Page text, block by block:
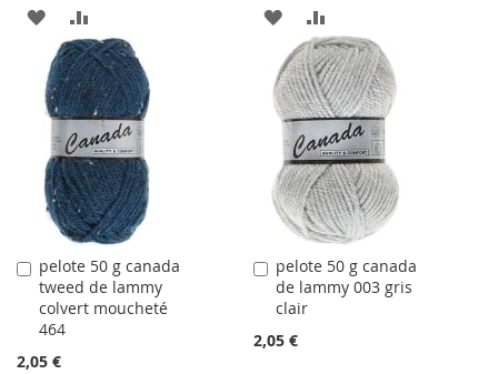
AJOUTER
À
LA
LISTE
D'ACHATS
AU
COMPARATEUR
AJOUTER
À
LA
LISTE
D'ACHATS
AU
COMPARATEUR
pelote 50 g canada
tweed de lammy
colvert moucheté
464
2,05 €
Ajouter
au
panier
pelote 50 g canada
de lammy 003 gris
clair
2,05 €
Ajouter
au
panier